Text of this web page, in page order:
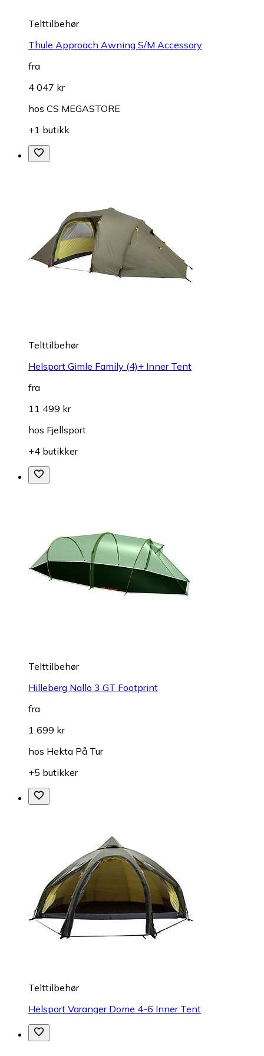
Telttilbehør
Thule Approach Awning S/M Accessory
fra
4 047 kr
hos CS MEGASTORE
+1 butikk
Telttilbehør
Helsport Gimle Family (4)+ Inner Tent
fra
11 499 kr
hos Fjellsport
+4 butikker
Telttilbehør
Hilleberg Nallo 3 GT Footprint
fra
1 699 kr
hos Hekta På Tur
+5 butikker
Telttilbehør
Helsport Varanger Dome 4-6 Inner Tent